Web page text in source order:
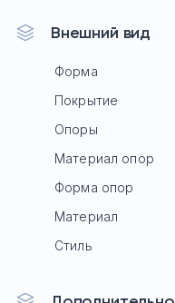
Внешний вид
Форма
Покрытие
Опоры
Материал опор
Форма опор
Материал
Стиль